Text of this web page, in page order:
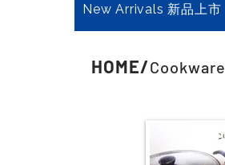
New Arrivals 新品上市
HOME/Cookware